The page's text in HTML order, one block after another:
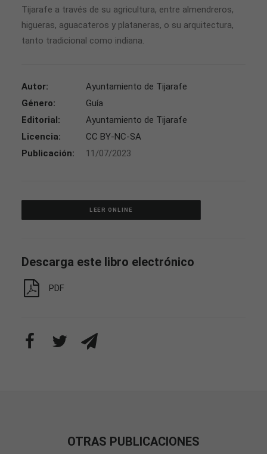
Tijarafe a través de su agricultura, entre almendreros,
higueras, aguacateros y plataneras, o su arquitectura,
tanto tradicional como indiana.
Autor:
Ayuntamiento de Tijarafe
Género:
Guía
Editorial:
Ayuntamiento de Tijarafe
Licencia:
CC BY-NC-SA
Publicación:
11/07/2023
LEER ONLINE
Descarga este libro electrónico
PDF
OTRAS PUBLICACIONES
Necesarias